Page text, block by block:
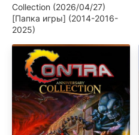
Collection (2026/04/27)
[Папка игры] (2014-2016-
2025)